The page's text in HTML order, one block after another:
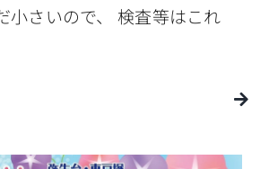
小さいので、 検査等はこれ